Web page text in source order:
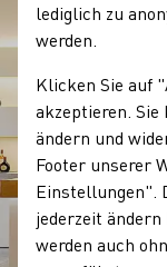
lediglich zu
werden.
Klicken Sie auf
akzeptieren.
ändern und
Footer unserer
Einstellungen".
jederzeit
werden auch